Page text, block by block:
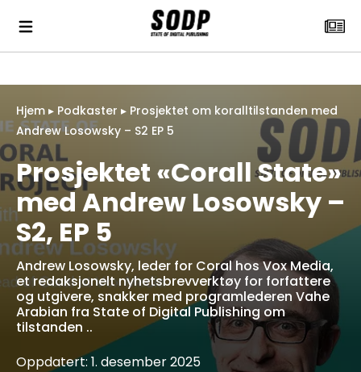
Hjem ▸ Podkaster ▸ Prosjektet om koralltilstanden med
Andrew Losowsky – S2 EP 5
Prosjektet «Corall State»
med Andrew Losowsky –
S2, EP 5
Andrew Losowsky, leder for Coral hos Vox Media,
et redaksjonelt nyhetsbrevverktøy for forfattere
og utgivere, snakker med programlederen Vahe
Arabian fra State of Digital Publishing om
tilstanden ..
Oppdatert: 1. desember 2025